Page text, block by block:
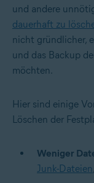
und andere
dauerhaft zu
nicht gründlicher,
und das Backup
möchten.
Hier sind einige
Löschen der
Weniger
Junk-Dateien